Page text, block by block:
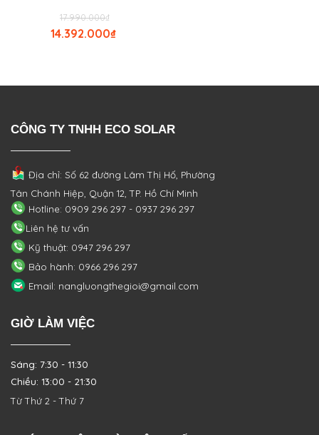
₫
17.990.000
₫
14.392.000
CÔNG TY TNHH ECO SOLAR
Địa chỉ: Số 62 đường Lâm Thị Hố, Phường
Tân Chánh Hiệp, Quận 12, TP. Hồ Chí Minh
Hotline: 0909 296 297 - 0937 296 297
Liên hệ tư vấn
Kỹ thuật: 0947 296 297
Bảo hành: 0966 296 297
Email: nangluongthegioi@gmail.com
GIỜ LÀM VIỆC
Sáng: 7:30 - 11:30
Chiều: 13:00 - 21:30
Từ Thứ 2 - Thứ 7